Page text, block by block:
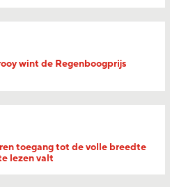
wint de Regenboogprijs
toegang tot de volle breedte
lezen valt